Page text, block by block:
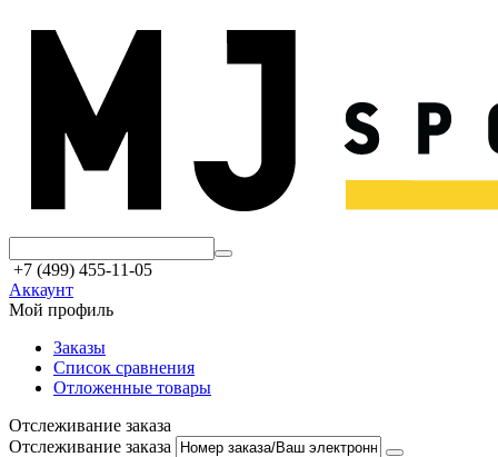
+7 (499) 455-11-05
Аккаунт
Мой профиль
Заказы
Список сравнения
Отложенные товары
Отслеживание заказа
Отслеживание заказа